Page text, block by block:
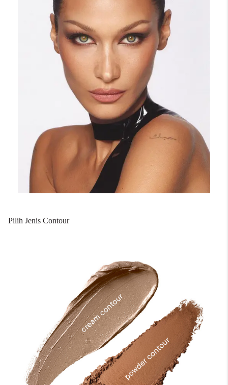
Pilih Jenis Contour